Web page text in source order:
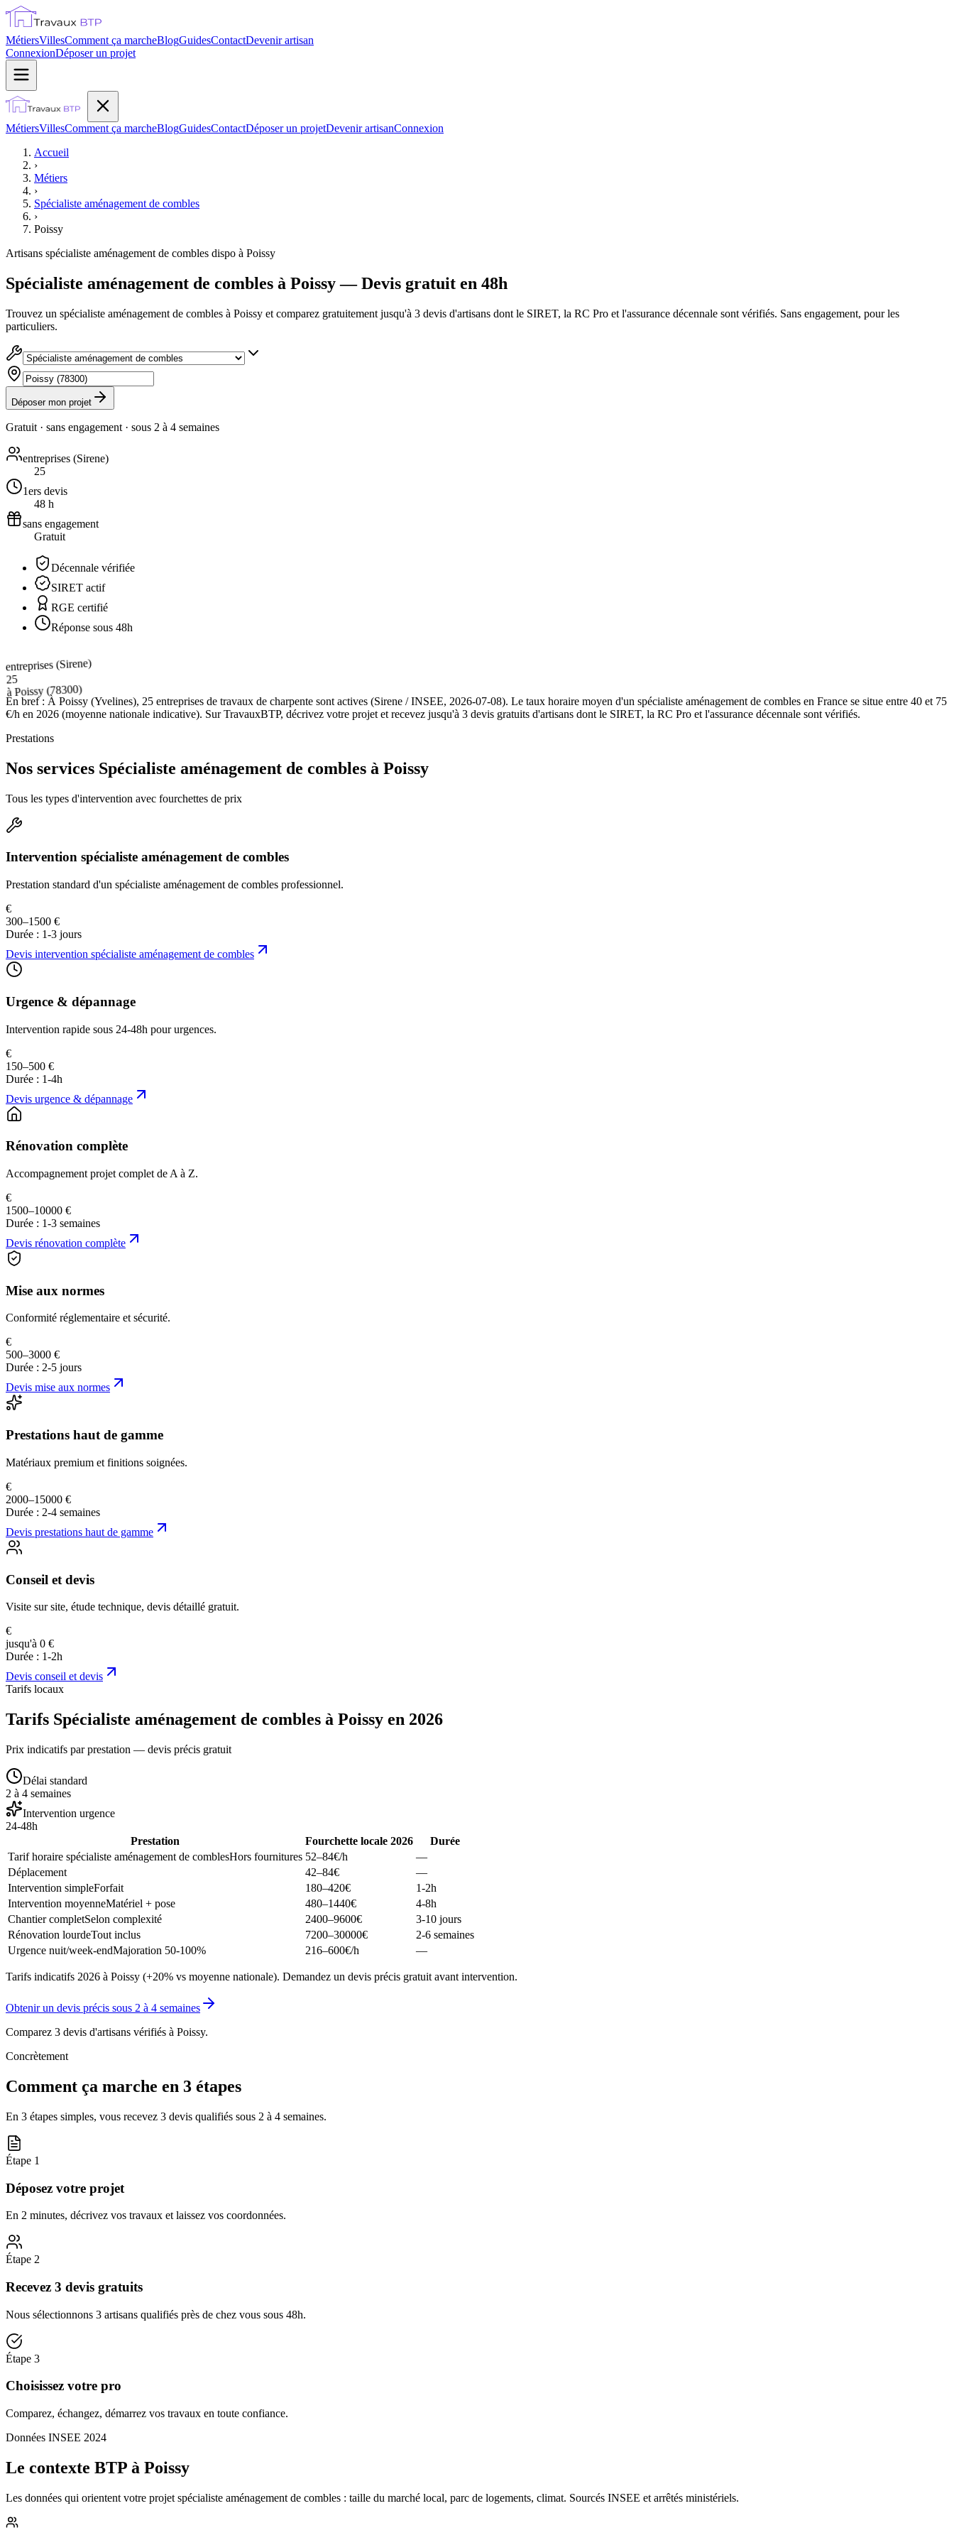
MétiersVillesComment ça marcheBlogGuidesContactDevenir artisan
ConnexionDéposer un projet
MétiersVillesComment ça marcheBlogGuidesContactDéposer un projetDevenir artisanConnexion
Accueil
›
Métiers
›
Spécialiste aménagement de combles
›
Poissy
Artisans spécialiste aménagement de combles dispo à Poissy
Spécialiste aménagement de combles à Poissy — Devis gratuit en 48h
Trouvez un spécialiste aménagement de combles à Poissy et comparez gratuitement jusqu'à 3 devis d'artisans dont le SIRET, la RC Pro et l'assurance décennale sont vérifiés. Sans engagement, pour les
particuliers.
Déposer mon projet
Gratuit · sans engagement · sous 2 à 4 semaines
entreprises (Sirene)
25
1ers devis
48 h
sans engagement
Gratuit
Décennale vérifiée
SIRET actif
RGE certifié
Réponse sous 48h
entreprises (Sirene)
25
àPoissy(78300)
En bref : À Poissy (Yvelines), 25 entreprises de travaux de charpente sont actives (Sirene / INSEE, 2026-07-08). Le taux horaire moyen d'un spécialiste aménagement de combles en France se situe entre 40 et 75
€/h en 2026 (moyenne nationale indicative). Sur TravauxBTP, décrivez votre projet et recevez jusqu'à 3 devis gratuits d'artisans dont le SIRET, la RC Pro et l'assurance décennale sont vérifiés.
Prestations
Nos services Spécialiste aménagement de combles à Poissy
Tous les types d'intervention avec fourchettes de prix
Intervention spécialiste aménagement de combles
Prestation standard d'un spécialiste aménagement de combles professionnel.
€
300–1500 €
Durée : 1-3 jours
Devis intervention spécialiste aménagement de combles
Urgence & dépannage
Intervention rapide sous 24-48h pour urgences.
€
150–500 €
Durée : 1-4h
Devis urgence & dépannage
Rénovation complète
Accompagnement projet complet de A à Z.
€
1500–10000 €
Durée : 1-3 semaines
Devis rénovation complète
Mise aux normes
Conformité réglementaire et sécurité.
€
500–3000 €
Durée : 2-5 jours
Devis mise aux normes
Prestations haut de gamme
Matériaux premium et finitions soignées.
€
2000–15000 €
Durée : 2-4 semaines
Devis prestations haut de gamme
Conseil et devis
Visite sur site, étude technique, devis détaillé gratuit.
€
jusqu'à 0 €
Durée : 1-2h
Devis conseil et devis
Tarifs locaux
Tarifs Spécialiste aménagement de combles à Poissy en 2026
Prix indicatifs par prestation — devis précis gratuit
Délai standard
2 à 4 semaines
Intervention urgence
24-48h
Prestation
Fourchette locale 2026
Durée
Tarif horaire spécialiste aménagement de comblesHors fournitures 52–84€/h
—
Déplacement
42–84€
—
Intervention simpleForfait 180–420€
1-2h
Intervention moyenneMatériel + pose 480–1440€
4-8h
Chantier completSelon complexité 2400–9600€
3-10 jours
Rénovation lourdeTout inclus 7200–30000€
2-6 semaines
Urgence nuit/week-endMajoration 50-100% 216–600€/h —
Tarifs indicatifs 2026 à Poissy (+20% vs moyenne nationale). Demandez un devis précis gratuit avant intervention.
Obtenir un devis précis sous 2 à 4 semaines
Comparez 3 devis d'artisans vérifiés à Poissy.
Concrètement
Comment ça marche en 3 étapes
En 3 étapes simples, vous recevez 3 devis qualifiés sous 2 à 4 semaines.
Étape 1
Déposez votre projet
En 2 minutes, décrivez vos travaux et laissez vos coordonnées.
Étape 2
Recevez 3 devis gratuits
Nous sélectionnons 3 artisans qualifiés près de chez vous sous 48h.
Étape 3
Choisissez votre pro
Comparez, échangez, démarrez vos travaux en toute confiance.
Données INSEE 2024
Le contexte BTP à Poissy
Les données qui orientent votre projet spécialiste aménagement de combles : taille du marché local, parc de logements, climat. Sourcés INSEE et arrêtés ministériels.